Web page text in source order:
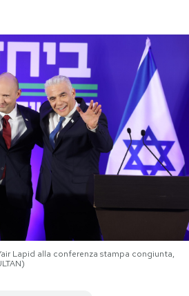
Mondiali calcio 2026
Lapid alla conferenza stampa congiunta,